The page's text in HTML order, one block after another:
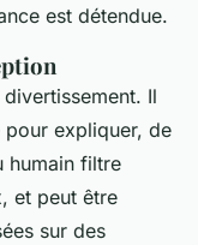
est détendue.
divertissement. Il
expliquer, de
humain filtre
et peut être
sur des